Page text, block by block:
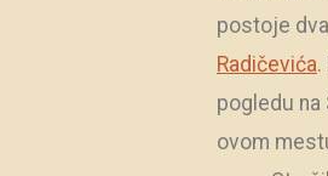
postoje
Radičevića.
pogledu
ovom